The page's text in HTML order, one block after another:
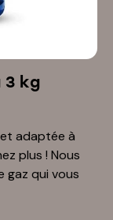
3 kg
adaptée à
plus ! Nous
gaz qui vous